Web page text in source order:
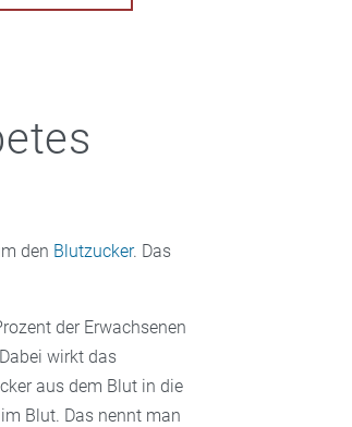
den Blutzucker. Das
der Erwachsenen
wirkt das
aus dem Blut in die
Blut. Das nennt man